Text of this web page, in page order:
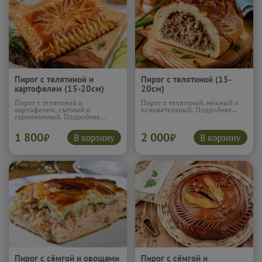
Пирог с телятиной и
картофелем (15-20см)
Пирог с телятиной и
картофелем, сытный и
гармоничный. Подробнее...
1 800₽ В корзину
Пирог с телятиной (15-
20см)
Пирог с телятиной, нежный и
основательный. Подробнее...
2 000₽ В корзину
Пирог с сёмгой и овощами
Пирог с сёмгой и